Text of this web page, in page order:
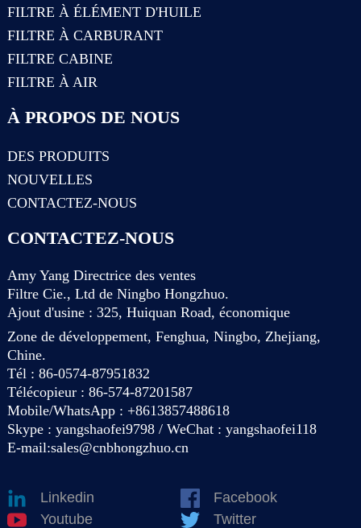
FILTRE À ÉLÉMENT D'HUILE
FILTRE À CARBURANT
FILTRE CABINE
FILTRE À AIR
À PROPOS DE NOUS
DES PRODUITS
NOUVELLES
CONTACTEZ-NOUS
CONTACTEZ-NOUS
Amy Yang Directrice des ventes
Filtre Cie., Ltd de Ningbo Hongzhuo.
Ajout d'usine : 325, Huiquan Road, économique
Zone de développement, Fenghua, Ningbo, Zhejiang,
Chine.
Tél : 86-0574-87951832
Télécopieur : 86-574-87201587
Mobile/WhatsApp : +8613857488618
Skype : yangshaofei9798 / WeChat : yangshaofei118
E-mail:sales@cnbhongzhuo.cn
Linkedin
Facebook
Youtube
Twitter